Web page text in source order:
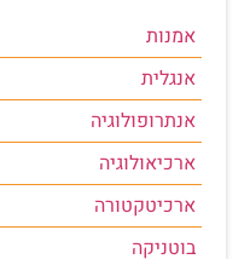
אמנות
אנגלית
אנתרופולוגיה
ארכיאולוגיה
ארכיטקטורה
בוטניקה